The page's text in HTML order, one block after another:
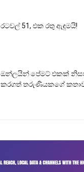
රටවල් 51, එක රතු ඇඳුමයි!
ඔන්ලයින් පේමට් එකක්
කරගත් තරුණියකගේ